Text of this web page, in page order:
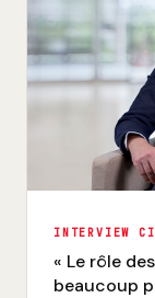
INTERVIEW
« Le rôle
beaucoup